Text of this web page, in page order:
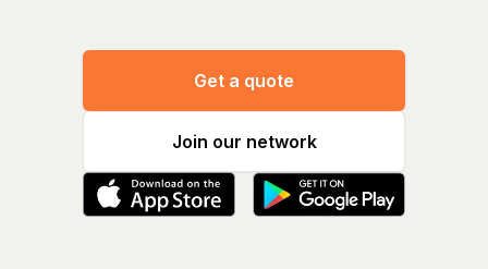
Get a quote
Join our network